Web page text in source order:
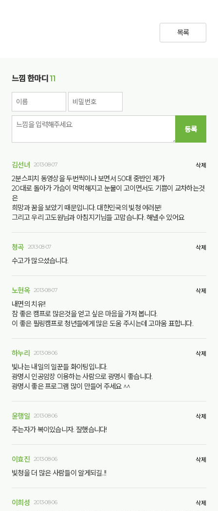
목록
느낌 한마디11
등록
김선녀 2013-08-07 삭제
2분스피치 동영상을 두번씩이나 보면서 50대 중반인 제가
20대로 돌아가 가슴이 먹먹해지고 눈물이 고이면서도 기쁨이 교차하는것
은
희망과 꿈을 보았기 때문입니다. 대한민국의 빛청 여러분!
그리고 우리 고도원님과 아침지기님들 고맙습니다. 해낼수 있어요
청곡 2013-08-07 삭제
수고가 많으셨습니다.
노현옥 2013-08-07 삭제
내면의 치유!!
참 좋은 캠프로 많은것을 얻고 싶은 마음을 가져 봅니다.
이 좋은 필링캠프로 청년들에게 많은 도움 주시는데 고마움 표합니다.
하누리 2013-08-06 삭제
빛나는 내일의 일꾼들 화이팅입니다.
광명시 인공암장 이용하는 사람으로 광명시 좋습니다.
광명시 좋은 프로그램 많이 만들어 주세요 ^^
윤행일 2013-08-06 삭제
주는자가 복이있습니자. 잘했습니다!
이효진 2013-08-06 삭제
빛청을 더 많은 사람들이 알게되길..!!
이희성 2013-08-06 삭제